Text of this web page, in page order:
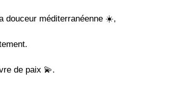
douceur méditerranéenne ☀️,
de paix 💫.